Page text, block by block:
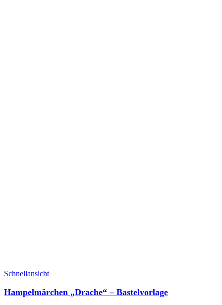
Schnellansicht
Hampelmärchen „Drache“ – Bastelvorlage